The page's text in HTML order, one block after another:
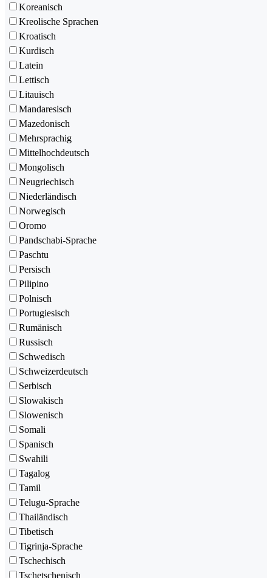
Koreanisch
Kreolische Sprachen
Kroatisch
Kurdisch
Latein
Lettisch
Litauisch
Mandaresisch
Mazedonisch
Mehrsprachig
Mittelhochdeutsch
Mongolisch
Neugriechisch
Niederländisch
Norwegisch
Oromo
Pandschabi-Sprache
Paschtu
Persisch
Pilipino
Polnisch
Portugiesisch
Rumänisch
Russisch
Schwedisch
Schweizerdeutsch
Serbisch
Slowakisch
Slowenisch
Somali
Spanisch
Swahili
Tagalog
Tamil
Telugu-Sprache
Thailändisch
Tibetisch
Tigrinja-Sprache
Tschechisch
Tschetschenisch